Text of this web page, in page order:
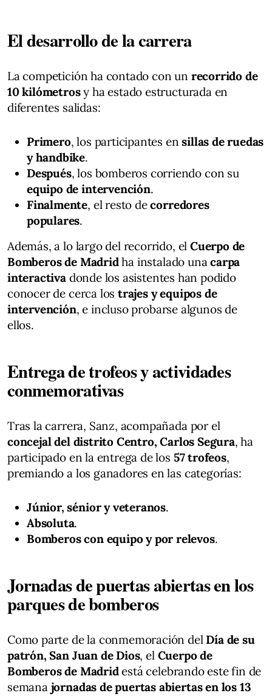
El desarrollo de la carrera
La competición ha contado con un recorrido de
10 kilómetrosy ha estado estructurada en
diferentes salidas:
Primero, los participantes ensillas de ruedas
y handbike.
Después, los bomberos corriendo con su
equipo de intervención.
Finalmente, el resto decorredores
populares.
Además, a lo largo del recorrido, el Cuerpo de
Bomberos de Madridha instalado unacarpa
interactivadonde los asistentes han podido
conocer de cerca lostrajes y equipos de
intervención, e incluso probarse algunos de
ellos.
Entrega de trofeos y actividades
conmemorativas
Tras la carrera, Sanz, acompañada por el
concejal del distrito Centro, Carlos Segura, ha
participado en la entrega de los 57 trofeos,
premiando a los ganadores en las categorías:
Júnior, sénior y veteranos.
Absoluta.
Bomberos con equipo y por relevos.
Jornadas de puertas abiertas en los
parques de bomberos
Como parte de la conmemoración del Día de su
patrón, San Juan de Dios, el Cuerpo de
Bomberos de Madridestá celebrando este fin de
semana jornadas de puertas abiertas en los 13